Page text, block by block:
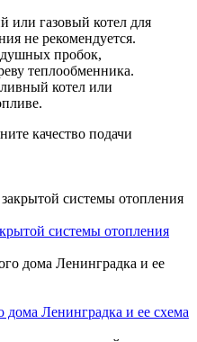
или газовый котел для
не рекомендуется.
пробок,
теплообменника.
котел или
качество подачи
системы отопления
дома Ленинградка и ее схема